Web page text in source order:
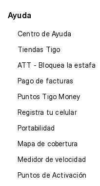
Ayuda
Centro de Ayuda
Tiendas Tigo
ATT - Bloquea la estafa
Pago de facturas
Puntos Tigo Money
Registra tu celular
Portabilidad
Mapa de cobertura
Medidor de velocidad
Puntos de Activación